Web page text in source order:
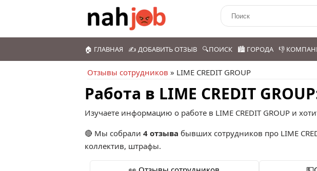
🏠 ГЛАВНАЯ ✍️ ДОБАВИТЬ ОТЗЫВ 🔍ПОИСК 🏙️ ГОРОДА 👎
Отзывы сотрудников » LIME CREDIT GROUP
Работа в LIME CREDIT
Изучаете информацию о работе в LIME CREDIT GROUP и
🔴 Мы собрали 4 отзыва бывших сотрудников про LIME
коллектив, штрафы.